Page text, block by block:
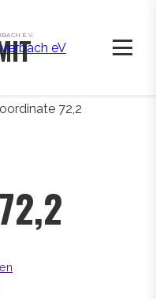
E.V.
72,2